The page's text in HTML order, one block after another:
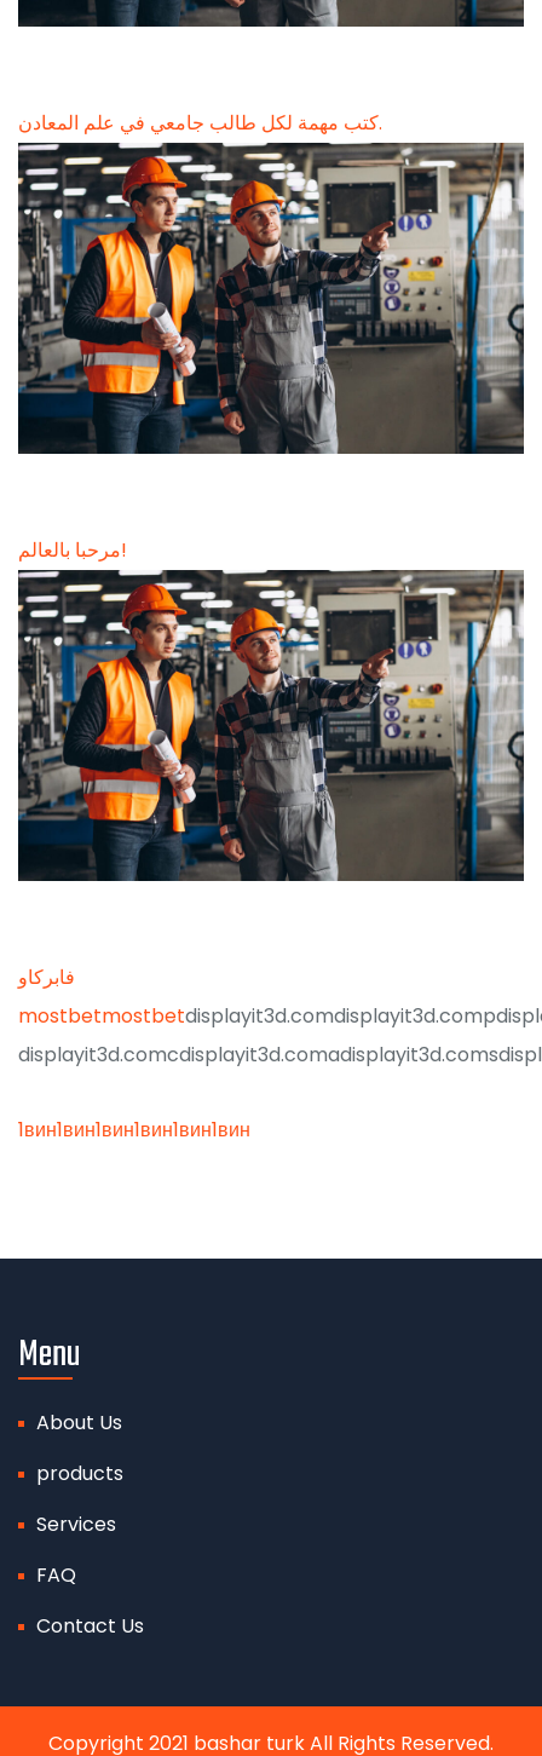
كتب مهمة لكل طالب جامعي في علم المعادن.
مرحبا بالعالم!
فابركاو
mostbetmostbetdisplayit3d.com
1вин1вин1вин1вин1вин1вин
Menu
About Us
products
Services
FAQ
Contact Us
Copyright 2021 bashar turk All Rights Reserved.